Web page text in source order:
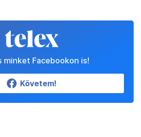
minket Facebookon is!
Követem!